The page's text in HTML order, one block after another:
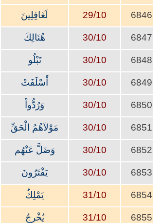
6846
29/10 لَغَافِلِينَ
6847
30/10 هُنَالِكَ
6848
30/10 تَبْلُو
6849
30/10 أَسْلَفَتْ
6850
30/10 وَرُدُّواْ
6851
30/10 مَوْلاَهُمُ الْحَقِّ
6852
30/10 وَضَلَّ عَنْهُم
6853
30/10 يَفْتَرُونَ
6854
31/10 يَمْلِكُ
6855
31/10 يُخْرِجُ